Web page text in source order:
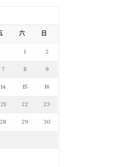
六 日
1 2
7 8 9
14 15 16
21 22 23
28 29 30